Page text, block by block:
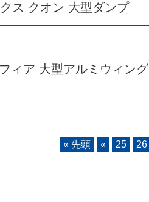
ス クオン 大型ダンプ
ィア 大型アルミウィング
« 先頭 « 25 26